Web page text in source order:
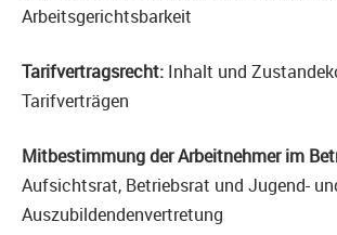
Arbeitsgerichtsbarkeit
Tarifvertragsrecht: Inhalt und
Tarifverträgen
Mitbestimmung der Arbeitnehmer im
Aufsichtsrat, Betriebsrat und Jugend-
Auszubildendenvertretung